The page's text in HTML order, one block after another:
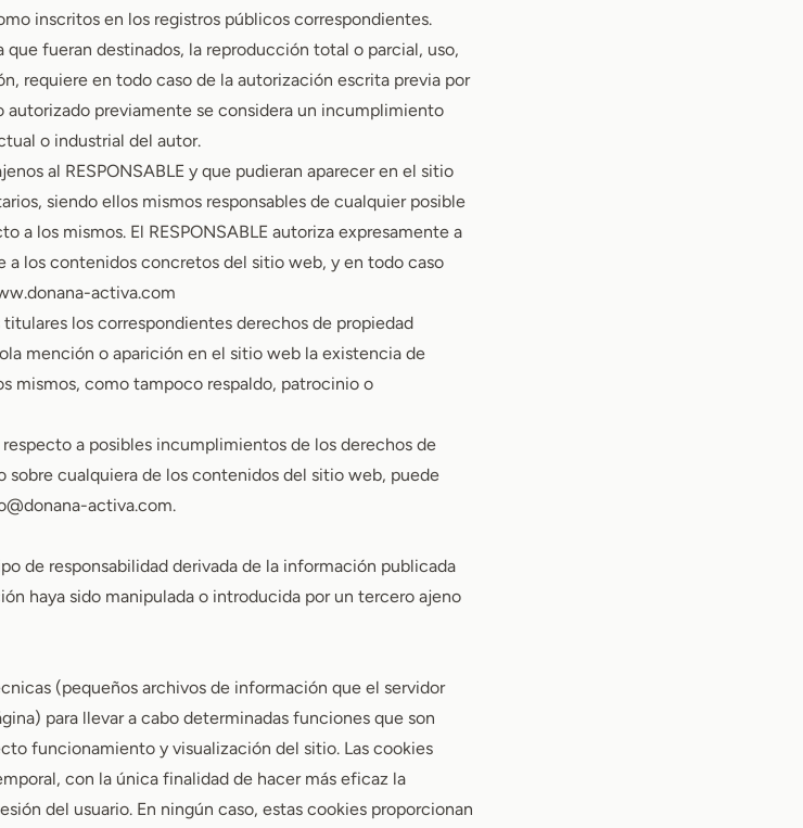
inscritos en los registros públicos correspondientes.
fueran destinados, la reproducción total o parcial, uso,
requiere en todo caso de la autorización escrita previa por
autorizado previamente se considera un incumplimiento
o industrial del autor.
al RESPONSABLE y que pudieran aparecer en el sitio
siendo ellos mismos responsables de cualquier posible
a los mismos. El RESPONSABLE autoriza expresamente a
los contenidos concretos del sitio web, y en todo caso
activa.com
titulares los correspondientes derechos de propiedad
mención o aparición en el sitio web la existencia de
mismos, como tampoco respaldo, patrocinio o
a posibles incumplimientos de los derechos de
cualquiera de los contenidos del sitio web, puede
activa.com.
de responsabilidad derivada de la información publicada
haya sido manipulada o introducida por un tercero ajeno
(pequeños archivos de información que el servidor
para llevar a cabo determinadas funciones que son
funcionamiento y visualización del sitio. Las cookies
con la única finalidad de hacer más eficaz la
del usuario. En ningún caso, estas cookies proporcionan